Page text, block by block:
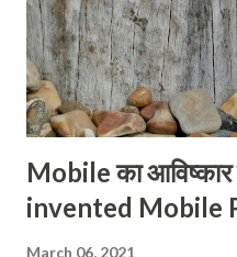
BCCI Full Form In Hi...
Mobile का
invented Mobile
March 06, 2021